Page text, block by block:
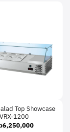
Top Showcase
VRX-1200
6,250,000